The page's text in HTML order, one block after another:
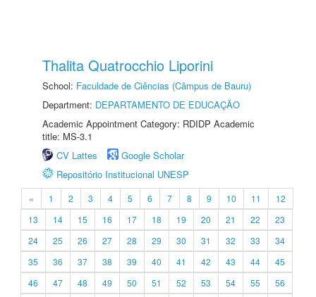
Thalita Quatrocchio Liporini
School: Faculdade de Ciências (Câmpus de Bauru)
Department: DEPARTAMENTO DE EDUCAÇÃO
Academic Appointment Category: RDIDP Academic
title: MS-3.1
CV Lattes
Google Scholar
Repositório Institucional UNESP
« 1 2 3 4 5 6 7 8 9 10 11
12
13
14 15 16 17 18 19 20 21 22
23
24
25 26 27 28 29 30 31 32 33
34
35
36 37 38 39 40 41 42 43 44
45
46
47 48 49 50 51 52 53 54 55
56